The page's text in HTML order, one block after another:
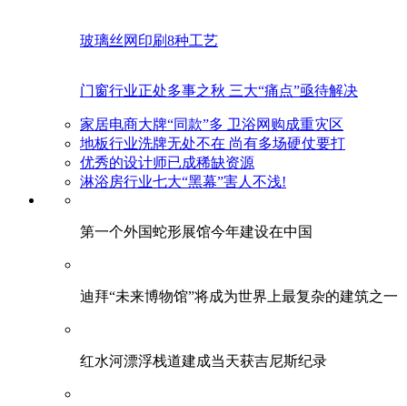
玻璃丝网印刷8种工艺
门窗行业正处多事之秋 三大“痛点”亟待解决
家居电商大牌“同款”多 卫浴网购成重灾区
地板行业洗牌无处不在 尚有多场硬仗要打
优秀的设计师已成稀缺资源
淋浴房行业七大“黑幕”害人不浅!
第一个外国蛇形展馆今年建设在中国
迪拜“未来博物馆”将成为世界上最复杂的建筑之一
红水河漂浮栈道建成当天获吉尼斯纪录